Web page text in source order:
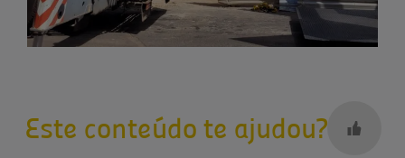
Este conteúdo te ajudou?